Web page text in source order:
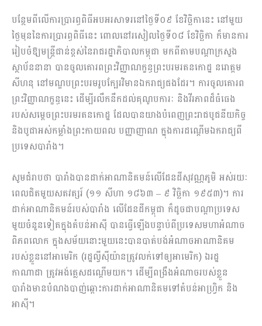
បន្ថែមពីលើការប្រារព្ធពិធីអបអរសាទរនៅថ្ងៃទី០៩ ខែវិច្ឆិកានេះ នៅមួយ
ថ្ងៃមុននៃការប្រារព្ធពិធីនេះ ពោលនៅរសៀលថ្ងៃទី០៨ ខែវិច្ឆិកា ក៏មានការ
រៀបចំឱ្យមន្ត្រីជាន់ខ្ពស់នៃរាជរដ្ឋាភិបាលកម្ពុជា មកពីតាមបណ្តាក្រសួង
ស្ថាប័ននានា បានចូលគោរពព្រះវិញ្ញាណក្ខន្ធព្រះបរមរតនកោដ្ឋ នរោត្តម
សីហនុ នៅមណ្ឌបព្រះបរមរូបក្បែរវិមានឯករាជ្យផងដែរ។ ការចូលគោរព
ព្រះវិញ្ញាណក្ខន្ធនេះ ដើម្បីរលឹកនឹកដល់គុណូបការៈ និងវីរភាពដ៏ធំធេង
របស់សម្តេចព្រះបរមរតនកោដ្ឋ ដែលបានយាងបំពេញព្រះរាជបូជនីយកិច្ច
និងបូជាអស់កម្លាំងព្រះកាយពល បញ្ញាញាណ ក្នុងការដណ្តើមឯករាជ្យពី
ប្រទេសបារាំង។
សូមជំរាបថា បារាំងបានដាក់អាណានិគមន៍លើដែនដីសុវណ្ណភូមិ អស់រយៈ
ពេលជិតមួយសតវត្សរ៍ (១១ សីហា ១៨៦៣ – ៩ វិច្ឆិកា ១៩៥៣)។ ការ
ដាក់អាណានិគមន៍របស់បារាំង លើដែនដីកម្ពុជា ក៏ដូចជាបណ្តាប្រទេស
មួយចំនួនទៀតក្នុងតំបន់អាស៊ី បានធ្វើឡើងបន្ទាប់ពីប្រទេសមហាអំណាច
ពិភពលោក ក្នុងសម័យនោះមួយនេះបានបាត់បង់អំណាចអាណានិគម
របស់ខ្លួននៅអាមេរិក (រដ្ឋល្វីស៊ីយ៉ានត្រូវលក់ទៅឲ្យអាមេរិក) ឯរដ្ឋ
កាណាដា ត្រូវអង់គ្លេសដណ្តើមយក។ ដើម្បីពង្រឹងអំណាចរបស់ខ្លួន
បារាំងមានបំណងបាញ់ឆ្ពោះការដាក់អាណានិគមទៅតំបន់អាហ្វ្រិក និង
អាស៊ី។